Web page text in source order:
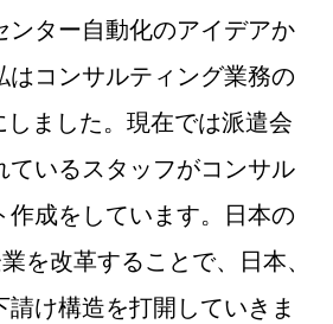
ンター自動化のアイデアか
はコンサルティング業務の
ました。現在では派遣会
ているスタッフがコンサル
作成をしています。日本の
を改革することで、日本、
け構造を打開していきま